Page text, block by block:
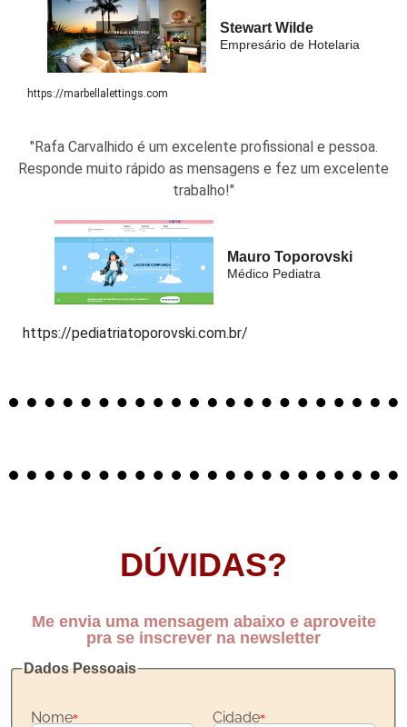
Stewart Wilde
Empresário de Hotelaria
https://marbellalettings.com
"Rafa Carvalhido é um excelente profissional e pessoa.
Responde muito rápido as mensagens e fez um excelente
trabalho!"
Mauro Toporovski
Médico Pediatra
https://pediatriatoporovski.com.br/
DÚVIDAS?
Me envia uma mensagem abaixo e aproveite
pra se inscrever na newsletter
Dados Pessoais
Nome* Cidade*